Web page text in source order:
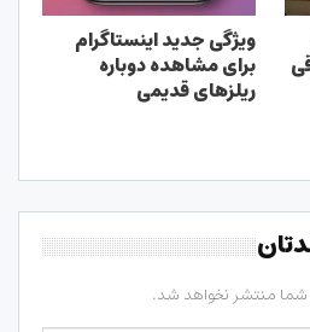
ویژگی جدید اینستاگرام
برای مشاهده دوباره
ریلزهای قدیمی
منتشر نخواهد شد.